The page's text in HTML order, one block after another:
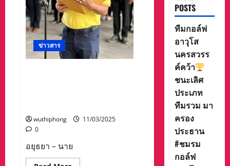
ข่าวสาร
wuthiphong
11/03/2025
0
อยุธยา – นาย
POSTS
ทีมกอล์ฟ
อาวุโส
นครสวรร
ค์คว้า
ชนะเลิศ
ประเภท
ทีมรวม มา
ครอง
ประธาน
#ชมรม
กอล์ฟ